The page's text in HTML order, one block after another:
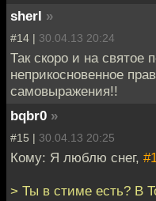
sherl »
#14 | 30.04.13 20:24
Так скоро и на святое
неприкосновенное
самовыражения!!
bqbr0 »
#15 | 30.04.13 20:25
Кому: Я люблю снег,
> Ты в стиме есть? В